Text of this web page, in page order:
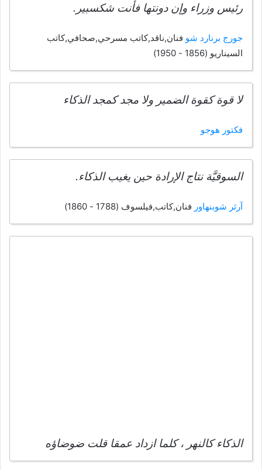
رئيس وزراء وإن دونتها فأنت شكسبير.
جورج برنارد شو فنان,ناقد,كاتب مسرحي,صحافي,كاتب
السيناريو (1856 - 1950)
لا قوة كقوة الضمير ولا مجد كمجد الذكاء
فكتور هوجو
السوقيَّة نتاج الإرادة حين يغيب الذكاء.
آرثر شوبنهاور فنان,كاتب,فيلسوف (1788 - 1860)
الذكاء كالنهر ، كلما ازداد عمقا قلت ضوضاؤه